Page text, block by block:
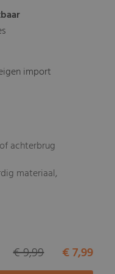
import
achterbrug
materiaal,
€ 7,99
€ 9,99